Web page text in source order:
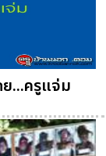
ย...ครูแจ่ม